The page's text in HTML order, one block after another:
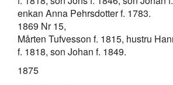
enkan Anna Pehrsdotter f. 1783.
1869 Nr 15,
Mårten Tufvesson f. 1815, hustru
f. 1818, son Johan f. 1849.
1875